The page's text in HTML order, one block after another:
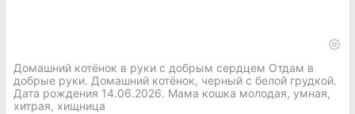
Домашний котёнок в руки с добрым сердцем Отдам в
добрые руки. Домашний котёнок, черный с белой грудкой.
Дата рождения 14.06.2026. Мама кошка молодая, умная,
хитрая, хищница